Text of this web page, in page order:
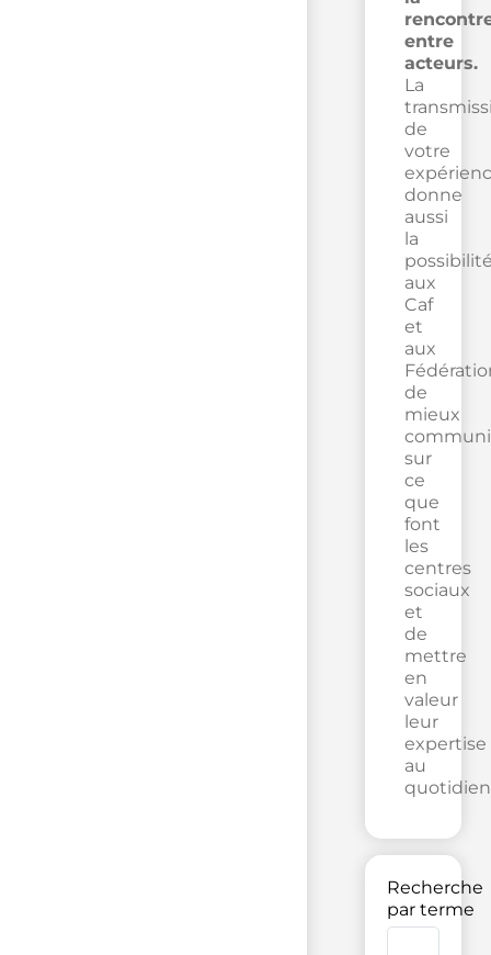
entre
acteurs.
La
de
votre
donne
aussi
la
aux
Caf
et
aux
de
mieux
sur
ce
que
font
les
centres
sociaux
et
de
mettre
en
valeur
leur
expertise
au
Recherche
par terme